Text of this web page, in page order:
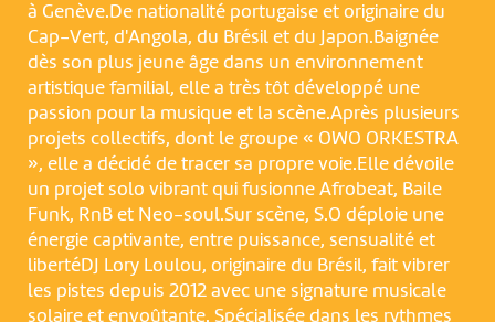
à Genève.De nationalité portugaise et originaire du
Cap-Vert, d'Angola, du Brésil et du Japon.Baignée
dès son plus jeune âge dans un environnement
artistique familial, elle a très tôt développé une
passion pour la musique et la scène.Après plusieurs
projets collectifs, dont le groupe « OWO ORKESTRA
», elle a décidé de tracer sa propre voie.Elle dévoile
un projet solo vibrant qui fusionne Afrobeat, Baile
Funk, RnB et Neo-soul.Sur scène, S.O déploie une
énergie captivante, entre puissance, sensualité et
libertéDJ Lory Loulou, originaire du Brésil, fait vibrer
les pistes depuis 2012 avec une signature musicale
solaire et envoûtante. Spécialisée dans les rythmes